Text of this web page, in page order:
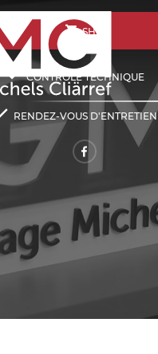
SHOP
CONTRÔLE TECHNIQUE
RENDEZ-VOUS D'ENTRETIEN